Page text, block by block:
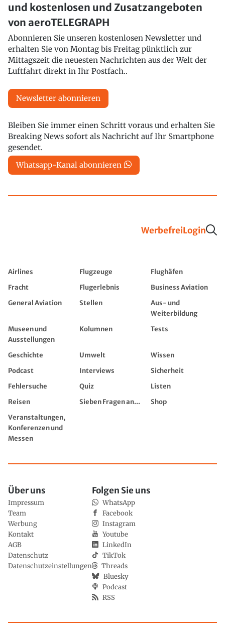
und kostenlosen und Zusatzangeboten
von aeroTELEGRAPH
Abonnieren Sie unseren kostenlosen Newsletter und
erhalten Sie von Montag bis Freitag pünktlich zur
Mittagszeit die neuesten Nachrichten aus der Welt der
Luftfahrt direkt in Ihr Postfach..
Newsletter abonnieren
Bleiben Sie immer einen Schritt voraus und erhalten Sie
Breaking News sofort als Nachricht auf Ihr Smartphone
gesendet.
Whatsapp-Kanal abonnieren
WerbefreiLogin
Airlines Flugzeuge
Flughäfen
Fracht
Flugerlebnis
Business Aviation
General Aviation
Stellen
Aus- und
Weiterbildung
Museen und
Ausstellungen
Kolumnen Tests
Geschichte Umwelt
Wissen
Podcast
Interviews
Sicherheit
Fehlersuche
Quiz
Listen
Reisen
Sieben Fragen an...
Shop
Veranstaltungen,
Konferenzen und
Messen
Über uns
Impressum
Team
Werbung
Kontakt
AGB
Datenschutz
Datenschutzeinstellungen
Folgen Sie uns
WhatsApp
Facebook
Instagram
Youtube
LinkedIn
TikTok
Threads
Bluesky
Podcast
RSS